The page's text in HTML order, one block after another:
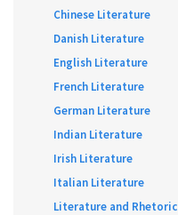
Chinese Literature
Danish Literature
English Literature
French Literature
German Literature
Indian Literature
Irish Literature
Italian Literature
Literature and Rhetoric